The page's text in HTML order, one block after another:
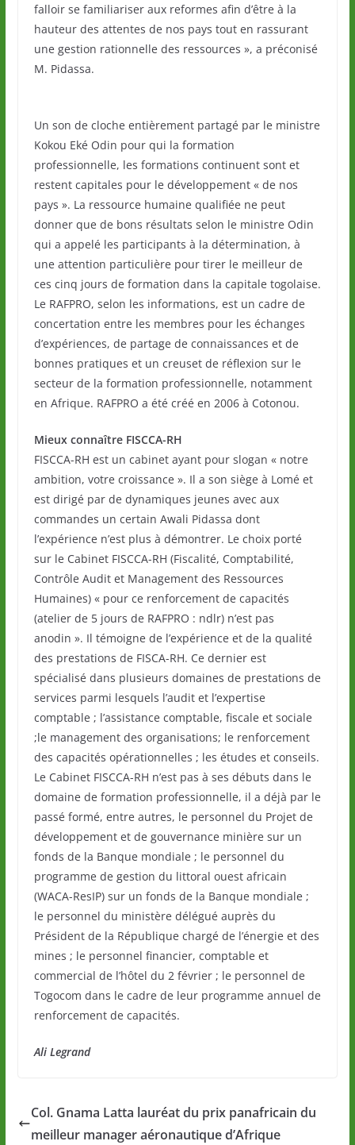
falloir se familiariser aux reformes afin d’être à la
hauteur des attentes de nos pays tout en rassurant
une gestion rationnelle des ressources », a préconisé
M. Pidassa.
Un son de cloche entièrement partagé par le ministre
Kokou Eké Odin pour qui la formation
professionnelle, les formations continuent sont et
restent capitales pour le développement « de nos
pays ». La ressource humaine qualifiée ne peut
donner que de bons résultats selon le ministre Odin
qui a appelé les participants à la détermination, à
une attention particulière pour tirer le meilleur de
ces cinq jours de formation dans la capitale togolaise.
Le RAFPRO, selon les informations, est un cadre de
concertation entre les membres pour les échanges
d’expériences, de partage de connaissances et de
bonnes pratiques et un creuset de réflexion sur le
secteur de la formation professionnelle, notamment
en Afrique. RAFPRO a été créé en 2006 à Cotonou.
Mieux connaître FISCCA-RH
FISCCA-RH est un cabinet ayant pour slogan « notre
ambition, votre croissance ». Il a son siège à Lomé et
est dirigé par de dynamiques jeunes avec aux
commandes un certain Awali Pidassa dont
l’expérience n’est plus à démontrer. Le choix porté
sur le Cabinet FISCCA-RH (Fiscalité, Comptabilité,
Contrôle Audit et Management des Ressources
Humaines) « pour ce renforcement de capacités
(atelier de 5 jours de RAFPRO : ndlr) n’est pas
anodin ». Il témoigne de l’expérience et de la qualité
des prestations de FISCA-RH. Ce dernier est
spécialisé dans plusieurs domaines de prestations de
services parmi lesquels l’audit et l’expertise
comptable ; l’assistance comptable, fiscale et sociale
;le management des organisations; le renforcement
des capacités opérationnelles ; les études et conseils.
Le Cabinet FISCCA-RH n’est pas à ses débuts dans le
domaine de formation professionnelle, il a déjà par le
passé formé, entre autres, le personnel du Projet de
développement et de gouvernance minière sur un
fonds de la Banque mondiale ; le personnel du
programme de gestion du littoral ouest africain
(WACA-ResIP) sur un fonds de la Banque mondiale ;
le personnel du ministère délégué auprès du
Président de la République chargé de l’énergie et des
mines ; le personnel financier, comptable et
commercial de l’hôtel du 2 février ; le personnel de
Togocom dans le cadre de leur programme annuel de
renforcement de capacités.
Ali Legrand
Col. Gnama Latta lauréat du prix panafricain du
meilleur manager aéronautique d’Afrique